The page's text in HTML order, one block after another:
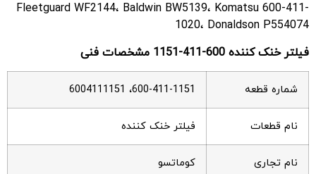
Fleetguard WF2144، Baldwin BW5139، Komatsu 600-411-
1020، Donaldson P554074
فیلتر خنک کننده 600-411-1151 مشخصات فنی
شماره قطعه 600-411-1151، 6004111151
نام قطعات فیلتر خنک کننده
نام تجاری کوماتسو